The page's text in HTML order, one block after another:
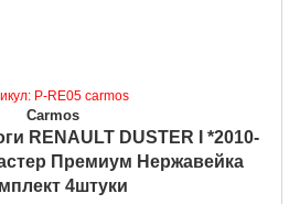
P-RE05 carmos
Carmos
RENAULT DUSTER I *2010-
Премиум Нержавейка
4штуки